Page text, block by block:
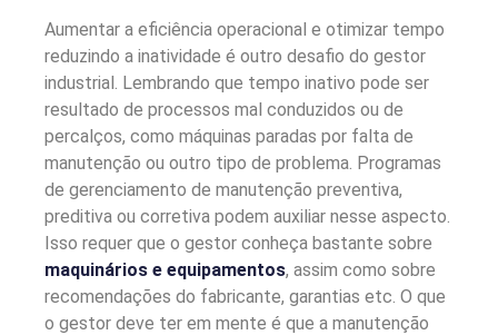
Aumentar a eficiência operacional e otimizar tempo
reduzindo a inatividade é outro desafio do gestor
industrial. Lembrando que tempo inativo pode ser
resultado de processos mal conduzidos ou de
percalços, como máquinas paradas por falta de
manutenção ou outro tipo de problema. Programas
de gerenciamento de manutenção preventiva,
preditiva ou corretiva podem auxiliar nesse aspecto.
Isso requer que o gestor conheça bastante sobre
maquinários e equipamentos, assim como sobre
recomendações do fabricante, garantias etc. O que
o gestor deve ter em mente é que a manutenção